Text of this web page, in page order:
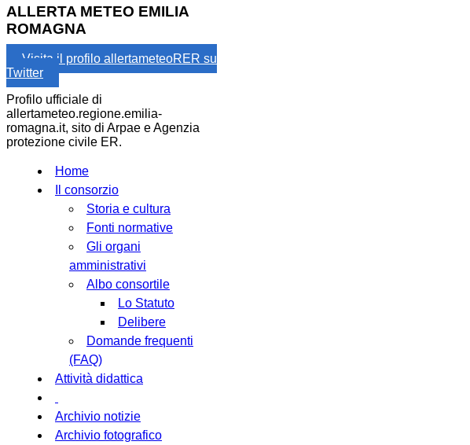
ALLERTA METEO EMILIA
ROMAGNA
Visita il profilo allertameteoRER su
Twitter
Profilo ufficiale di
allertameteo.regione.emilia-
romagna.it, sito di Arpae e Agenzia
protezione civile ER.
Home
Il consorzio
Storia e cultura
Fonti normative
Gli organi
amministrativi
Albo consortile
Lo Statuto
Delibere
Domande frequenti
(FAQ)
Attività didattica
Archivio notizie
Archivio fotografico